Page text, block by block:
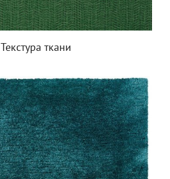
Текстура ткани